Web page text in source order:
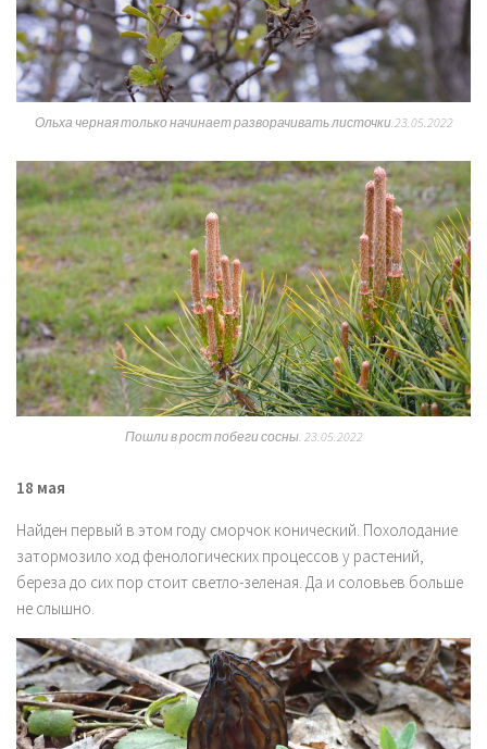
Ольха черная только начинает разворачивать листочки.23.05.2022
Пошли в рост побеги сосны. 23.05.2022
18 мая
Найден первый в этом году сморчок конический. Похолодание
затормозило ход фенологических процессов у растений,
береза до сих пор стоит светло-зеленая. Да и соловьев больше
не слышно.